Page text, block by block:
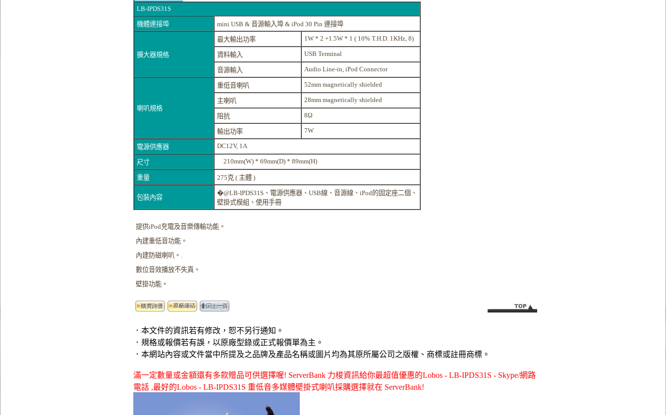
LB-IPDS31S
機體連接埠 mini USB & 音源輸入埠 & iPod 30 Pin 連接埠
擴大器規格
最大輸出功率 1W * 2 +1.5W * 1 ( 10% T.H.D. 1KHz, 8)
資料輸入 USB Terminal
音源輸入 Audio Line-in, iPod Connector
喇叭規格
重低音喇叭 52mm magnetically shielded
主喇叭 28mm magnetically shielded
阻抗 8Ω
輸出功率 7W
電源供應器 DC12V, 1A
尺寸 210mm(W) * 69mm(D) * 89mm(H)
重量 275克 ( 主體 )
包裝內容
�@LB-IPDS31S、電源供應器、USB線、音源線、iPod的固定座二個、
壁掛式模組、使用手冊
提供iPod充電及音樂傳輸功能。
內建重低音功能。
內建防磁喇叭。.
數位音效播放不失真。
壁掛功能。
．本文件的資訊若有修改，恕不另行通知。
．規格或報價若有誤，以原廠型錄或正式報價單為主。
．本網站內容或文件當中所提及之品牌及產品名稱或圖片均為其原所屬公司之版權、商標或註冊商標。
滿一定數量或金額還有多款贈品可供選擇喔! ServerBank 力梭資訊給你最超值優惠的Lobos - LB-IPDS31S - Skype/網路
電話 ,最好的Lobos - LB-IPDS31S 重低音多媒體壁掛式喇叭採購選擇就在 ServerBank!